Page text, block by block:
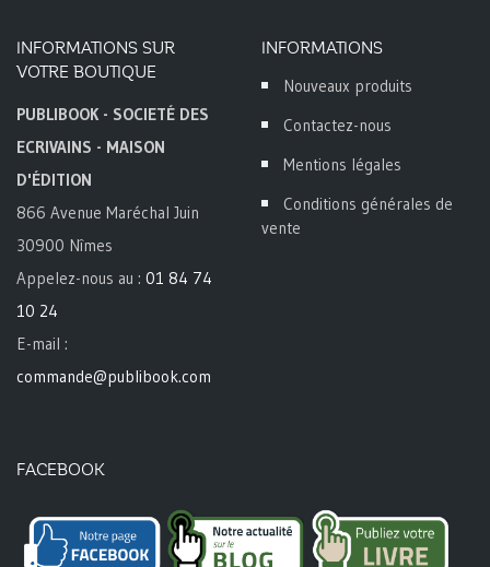
INFORMATIONS SUR
VOTRE BOUTIQUE
PUBLIBOOK - SOCIETÉ DES
ECRIVAINS - MAISON
D'ÉDITION
866 Avenue Maréchal Juin
30900 Nîmes
Appelez-nous au : 01 84 74
10 24
E-mail :
commande@publibook.com
INFORMATIONS
Nouveaux produits
Contactez-nous
Mentions légales
Conditions générales de
vente
FACEBOOK